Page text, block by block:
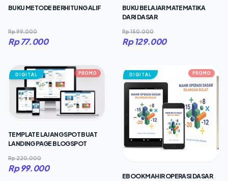
BUKU METODE BERHITUNG ALIF
Rp 99.000
Rp 77.000
BUKU BELAJAR MATEMATIKA
DARI DASAR
Rp 150.000
Rp 129.000
DIGITAL PROMO
TEMPLATE LAJANG SPOT BUAT
LANDING PAGE BLOGSPOT
Rp 220.000
Rp 99.000
DIGITAL PROMO
EBOOK MAHIR OPERASI DASAR